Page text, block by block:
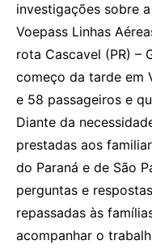
investigações sobre
Voepass Linhas
rota Cascavel (PR) –
começo da tarde em
e 58 passageiros e
Diante da
prestadas aos
do Paraná e de São
perguntas e
repassadas às
acompanhar o